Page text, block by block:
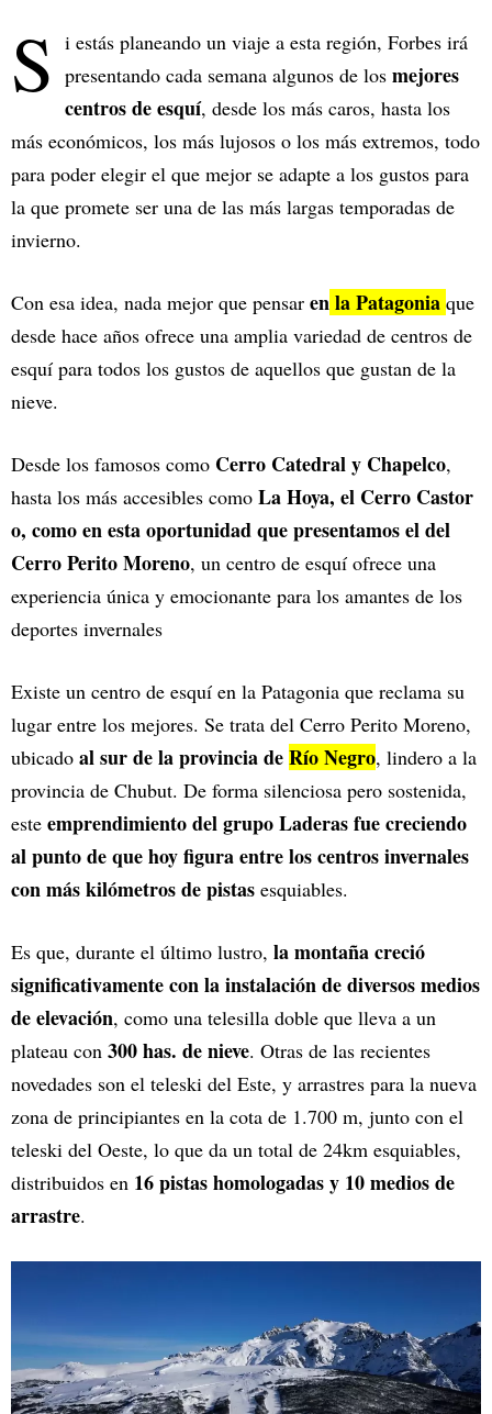
S i estás planeando un viaje a esta región, Forbes irá
presentando cada semana algunos de los mejores
centros de esquí, desde los más caros, hasta los
más económicos, los más lujosos o los más extremos, todo
para poder elegir el que mejor se adapte a los gustos para
la que promete ser una de las más largas temporadas de
invierno.
Con esa idea, nada mejor que pensar enla Patagonia que
desde hace años ofrece una amplia variedad de centros de
esquí para todos los gustos de aquellos que gustan de la
nieve.
Desde los famosos como Cerro Catedral y Chapelco,
hasta los más accesibles como La Hoya, el Cerro Castor
o, como en esta oportunidad que presentamos el del
Cerro Perito Moreno, un centro de esquí ofrece una
experiencia única y emocionante para los amantes de los
deportes invernales
Existe un centro de esquí en la Patagonia que reclama su
lugar entre los mejores. Se trata del Cerro Perito Moreno,
ubicado al sur de la provincia deRío Negro, lindero a la
provincia de Chubut. De forma silenciosa pero sostenida,
este emprendimiento del grupo Laderas fue creciendo
al punto de que hoy figura entre los centros invernales
con más kilómetros de pistas esquiables.
Es que, durante el último lustro, la montaña creció
significativamente con la instalación de diversos medios
de elevación, como una telesilla doble que lleva a un
plateau con 300 has. de nieve. Otras de las recientes
novedades son el teleski del Este, y arrastres para la nueva
zona de principiantes en la cota de 1.700 m, junto con el
teleski del Oeste, lo que da un total de 24km esquiables,
distribuidos en 16 pistas homologadas y 10 medios de
arrastre.